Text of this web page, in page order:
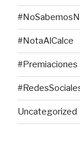
#NotaAlCalce
#Premiaciones
Uncategorized